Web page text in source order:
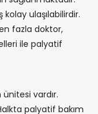
ulaşılabilirdir.
fazla doktor,
ile palyatif
ünitesi vardır.
palyatif bakım